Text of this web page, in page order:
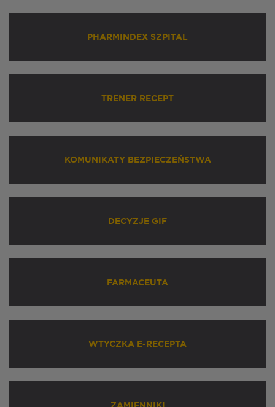
PHARMINDEX SZPITAL
TRENER RECEPT
KOMUNIKATY BEZPIECZEŃSTWA
DECYZJE GIF
FARMACEUTA
WTYCZKA E-RECEPTA